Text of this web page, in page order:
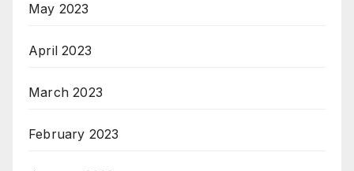
May 2023
April 2023
March 2023
February 2023